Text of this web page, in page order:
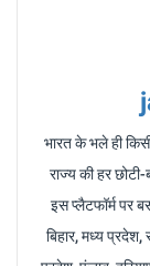
भारत के भले ही
राज्य की हर
इस प्लैटफॉर्म पर
बिहार, मध्य प्रदेश,